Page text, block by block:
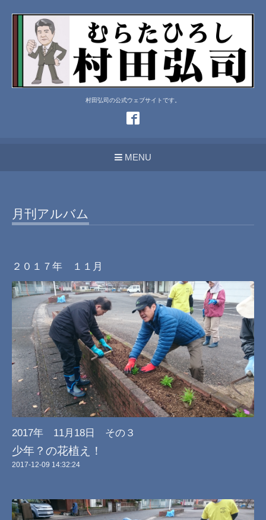
村田弘司の公式ウェブサイトです。
MENU
月刊アルバム
２０１７年 １１月
2017年 11月18日 その３
少年？の花植え！
2017-12-09 14:32:24